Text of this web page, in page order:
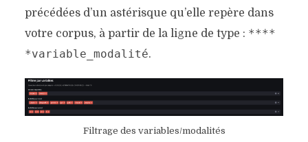
précédées d’un astérisque qu’elle repère dans
votre corpus, à partir de la ligne de type : ****
*variable_modalité.
Filtrage des variables/modalités